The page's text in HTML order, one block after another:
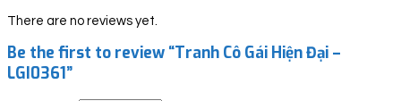
There are no reviews yet.
Be the first to review “Tranh Cô Gái Hiện Đại –
LGI0361”